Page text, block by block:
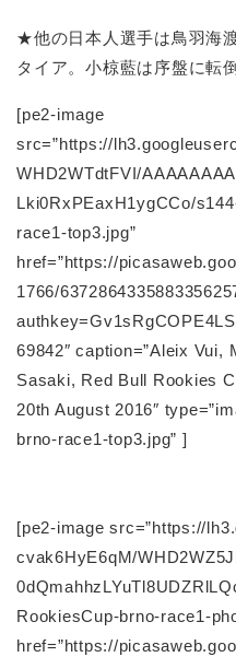
★他の日本人選手は鳥羽海
タイア。小椋藍は序盤に転
[pe2-image
src=”https://
WHD2WTdtFVI/
Lki0RxPEaxH1ygCCo/
race1-top3.jpg”
href=”https://
1766/
69842″ caption=”Aleix
Sasaki, Red Bull Rookies
20th August 2016″
brno-race1-top3.jpg” ]
[pe2-image src=”https://
cvak6HyE6qM/
RookiesCup-brno-race1-
href=”https://